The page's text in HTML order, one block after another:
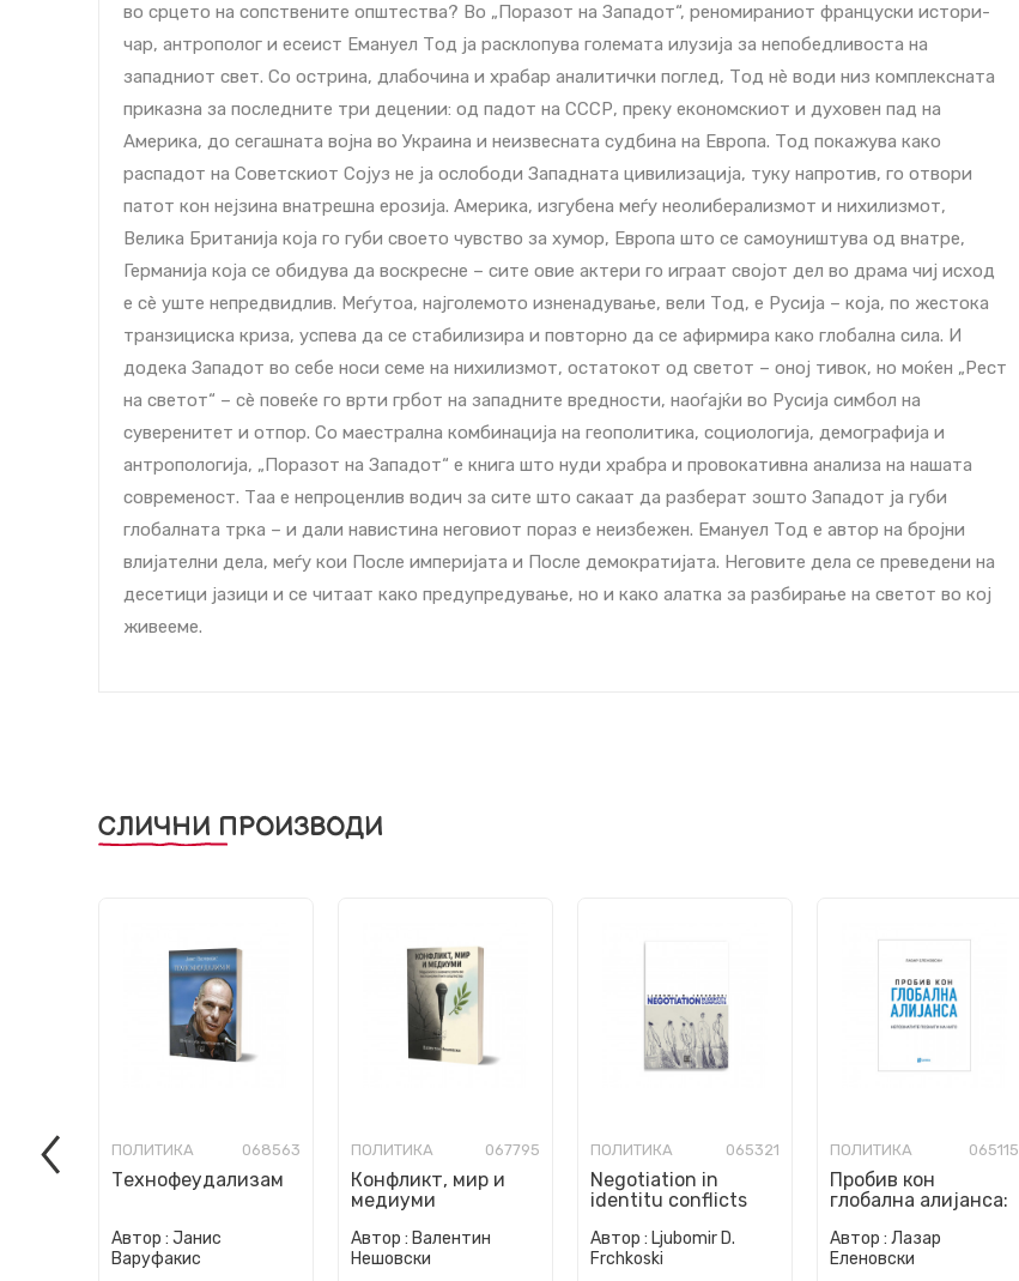
во срцето на сопствените општества? Во „Поразот на Западот“, реномираниот француски истори­
чар, антрополог и есеист Емануел Тод ја расклопува големата илузија за непобедливоста на
западниот свет. Со острина, длабо­чина и храбар аналитички поглед, Тод нè води низ комплексната
приказна за последните три децении: од падот на СССР, преку економскиот и духовен пад на
Америка, до сегашната војна во Украина и неизвесната судбина на Европа. Тод покажува како
распадот на Советскиот Сојуз не ја ослободи Западната цивилизација, туку напротив, го отвори
патот кон нејзина внатрешна ерозија. Америка, изгубена меѓу неолиберализмот и нихилизмот,
Велика Британија која го губи своето чувство за хумор, Европа што се самоуништува од внат­ре,
Германија која се обидува да воскресне – сите овие актери го играат својот дел во драма чиј исход
е сè уште непред­видлив. Меѓутоа, најголемото изненадување, вели Тод, е Русија – која, по жестока
транзициска криза, успева да се стабилизира и повторно да се афирмира како глобална сила. И
додека Западот во себе носи семе на нихилизмот, остатокот од светот – оној тивок, но моќен „Рест
на светот“ – сè повеќе го врти грбот на западните вредности, наоѓајќи во Русија симбол на
суверенитет и отпор. Со маестрална комбинација на геополитика, социологија, демографија и
антропологија, „Поразот на Западот“ е книга што нуди храбра и провокативна анализа на нашата
современост. Таа е непроценлив водич за сите што сакаат да разберат зошто Западот ја губи
глобалната трка – и дали навистина неговиот пораз е неизбежен. Емануел Тод е автор на бројни
влијателни дела, меѓу кои После империјата и После демократијата. Неговите дела се преведени на
десетици јазици и се читаат како предупредување, но и како алатка за разбирање на светот во кој
живееме.
СЛИЧНИ ПРОИЗВОДИ
ПОЛИТИКА 068563
Технофеудализам
Автор : Јанис
Варуфакис
ПОЛИТИКА 067795
Конфликт, мир и
медиуми
Автор : Валентин
Нешовски
ПОЛИТИКА 065321
Negotiation in
identitu conflicts
Автор : Ljubomir D.
Frchkoski
ПОЛИТИКА 065115
Пробив кон
глобална алијанса:
познати на НАТО
Автор : Лазар
Еленовски